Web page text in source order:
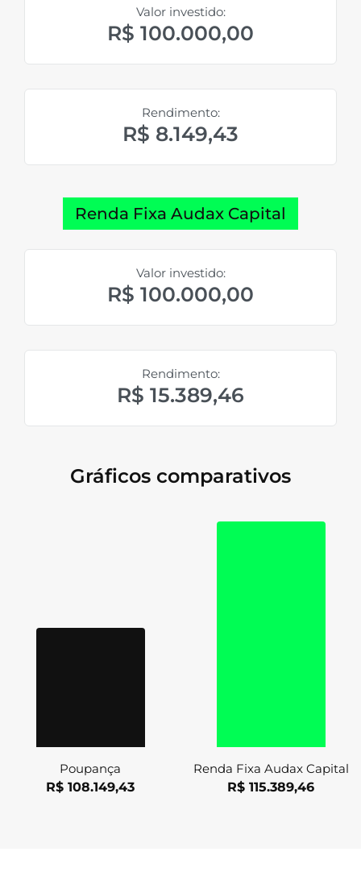
Valor investido:
R$ 100.000,00
Rendimento:
R$ 8.149,43
Renda Fixa Audax Capital
Valor investido:
R$ 100.000,00
Rendimento:
R$ 15.389,46
Gráficos comparativos
Poupança
R$ 108.149,43
Renda Fixa Audax Capital
R$ 115.389,46